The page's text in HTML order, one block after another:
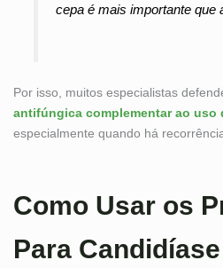
cepa é mais importante que
Por isso, muitos especialistas
antifúngica complementar ao uso
especialmente quando há
Como Usar os
Para